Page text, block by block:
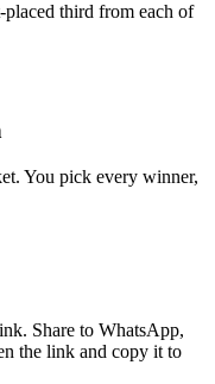
placed third from each of
You pick every winner,
Share to WhatsApp,
the link and copy it to